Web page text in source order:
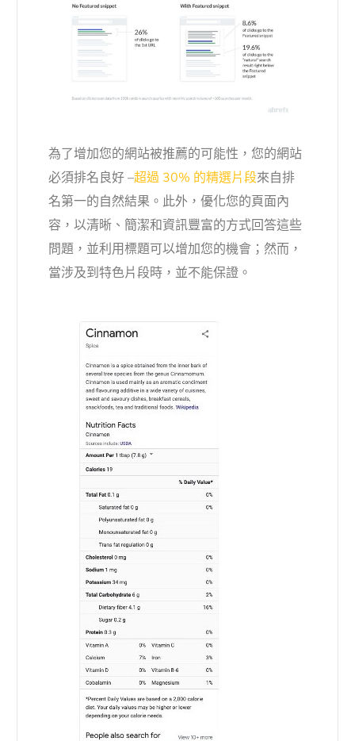
為了增加您的網站被推薦的可能性，您的網站
必須排名良好 –超過 30% 的精選片段來自排
名第一的自然結果。此外，優化您的頁面內
容，以清晰、簡潔和資訊豐富的方式回答這些
問題，並利用標題可以增加您的機會；然而，
當涉及到特色片段時，並不能保證。